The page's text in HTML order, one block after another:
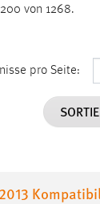
von 1268.
pro Seite:
die ausgewählten